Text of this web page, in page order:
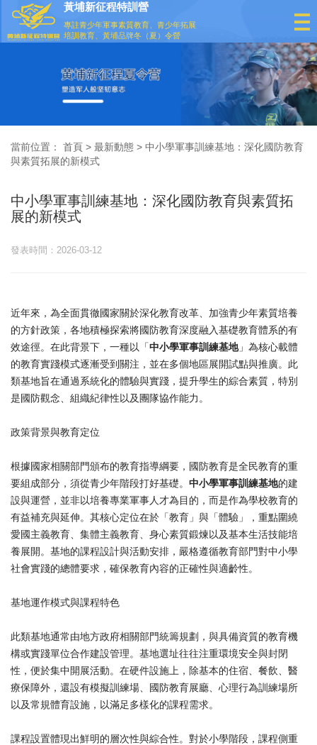
黃埔新征程特訓營
專註青少年軍事素質教育、青少年拓展
培訓教育、黃埔品牌冬（夏）令營
當前位置： 首頁 > 最新動態 > 中小學軍事訓練基地：深化國防教育
與素質拓展的新模式
中小學軍事訓練基地：深化國防教育與素質拓
展的新模式
發表時間：2026-03-12
近年來，為全面貫徹國家關於深化教育改革、加強青少年素質培養
的方針政策，各地積極探索將國防教育深度融入基礎教育體系的有
效途徑。在此背景下，一種以「中小學軍事訓練基地」為核心載體
的教育實踐模式逐漸受到關注，並在多個地區展開試點與推廣。此
類基地旨在通過系統化的體驗與實踐，提升學生的綜合素質，特別
是國防觀念、組織紀律性以及團隊協作能力。
政策背景與教育定位
根據國家相關部門頒布的教育指導綱要，國防教育是全民教育的重
要組成部分，須從青少年階段打好基礎。 中小學軍事訓練基地的建
設與運營，並非以培養專業軍事人才為目的，而是作為學校教育的
有益補充與延伸。其核心定位在於「教育」與「體驗」，重點圍繞
愛國主義教育、集體主義教育、身心素質鍛煉以及基本生活技能培
養展開。基地的課程設計與活動安排，嚴格遵循教育部門對中小學
社會實踐的總體要求，確保教育內容的正確性與適齡性。
基地運作模式與課程特色
此類基地通常由地方政府相關部門統籌規劃，與具備資質的教育機
構或實踐單位合作建設管理。基地選址往往注重環境安全與封閉
性，便於集中開展活動。在硬件設施上，除基本的住宿、餐飲、醫
療保障外，還設有模擬訓練場、國防教育展廳、心理行為訓練場所
以及常規體育設施，以滿足多樣化的課程需求。
課程設置體現出鮮明的層次性與綜合性。對於小學階段，課程側重